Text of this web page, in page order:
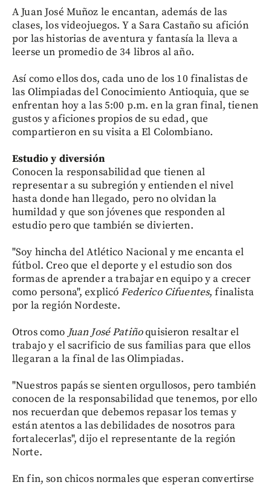
A Juan José Muñoz le encantan, además de las
clases, los videojuegos. Y a Sara Castaño su afición
por las historias de aventura y fantasía la lleva a
leerse un promedio de 34 libros al año.
Así como ellos dos, cada uno de los 10 finalistas de
las Olimpiadas del Conocimiento Antioquia, que se
enfrentan hoy a las 5:00 p.m. en la gran final, tienen
gustos y aficiones propios de su edad, que
compartieron en su visita a El Colombiano.
Estudio y diversión
Conocen la responsabilidad que tienen al
representar a su subregión y entienden el nivel
hasta donde han llegado, pero no olvidan la
humildad y que son jóvenes que responden al
estudio pero que también se divierten.
"Soy hincha del Atlético Nacional y me encanta el
fútbol. Creo que el deporte y el estudio son dos
formas de aprender a trabajar en equipo y a crecer
como persona", explicóFederico Cifuentes, finalista
por la región Nordeste.
Otros como Juan José Patiñoquisieron resaltar el
trabajo y el sacrificio de sus familias para que ellos
llegaran a la final de las Olimpiadas.
"Nuestros papás se sienten orgullosos, pero también
conocen de la responsabilidad que tenemos, por ello
nos recuerdan que debemos repasar los temas y
están atentos a las debilidades de nosotros para
fortalecerlas", dijo el representante de la región
Norte.
En fin, son chicos normales que esperan convertirse